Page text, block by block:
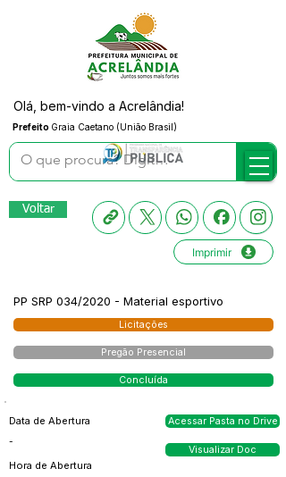
Prefeito Graia Caetano (União Brasil)
Olá, bem-vindo a Acrelândia!
Voltar
Imprimir
PP SRP 034/2020 - Material esportivo
Licitações
Pregão Presencial
Concluída
Data de Abertura
-
Hora de Abertura
Acessar Pasta no Drive
Visualizar Doc